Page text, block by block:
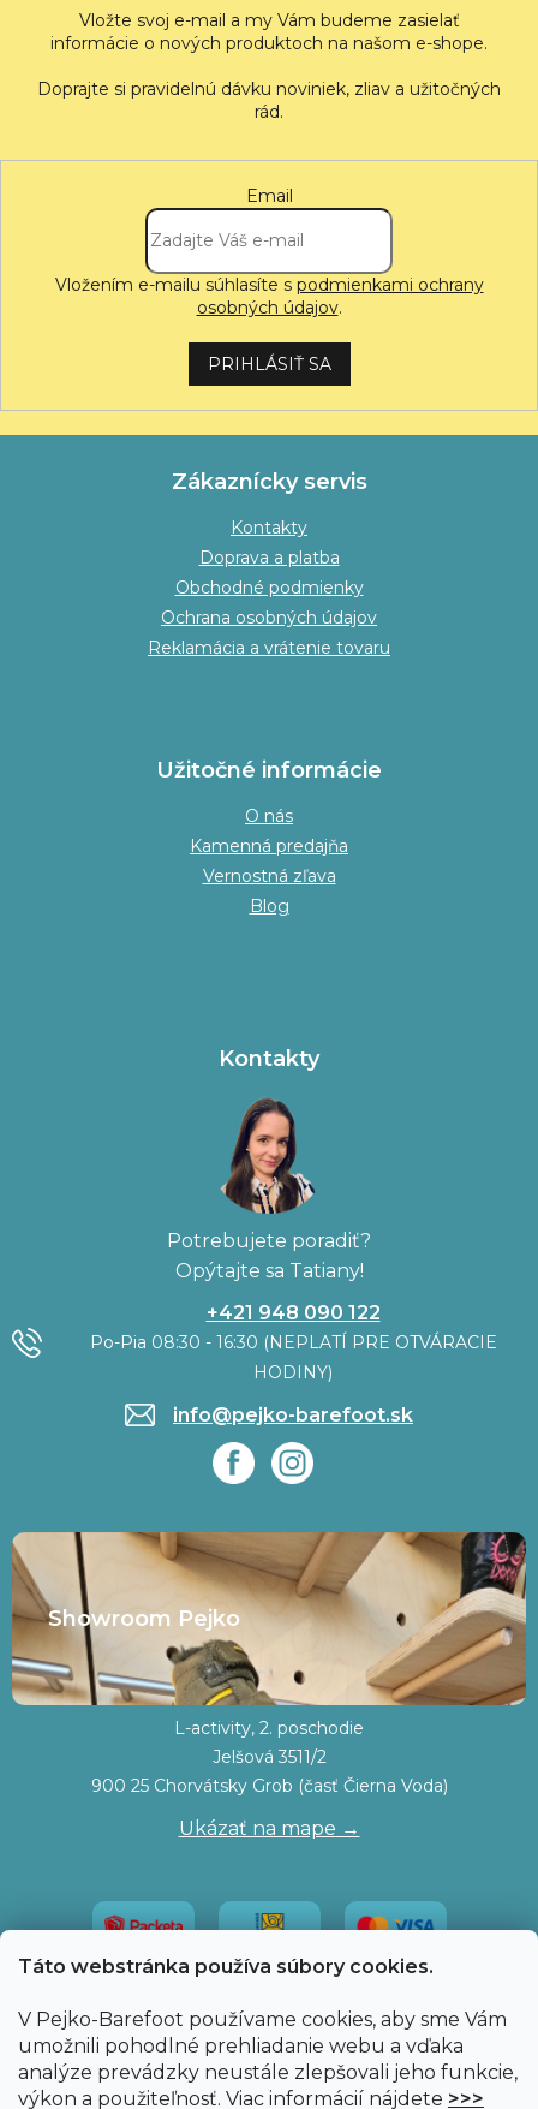
Táto webstránka používa súbory cookies.
V Pejko-Barefoot používame cookies, aby sme Vám
umožnili pohodlné prehliadanie webu a vďaka
analýze prevádzky neustále zlepšovali jeho funkcie,
výkon a použiteľnosť. Viac informácií nájdete >>>
Vložte svoj e-mail a my Vám budeme zasielať
informácie o nových produktoch na našom e-shope.
Email
Vložením e-mailu súhlasíte s podmienkami ochrany
osobných údajov.
PRIHLÁSIŤ SA
Zákaznícky servis
Kontakty
Doprava a platba
Obchodné podmienky
Ochrana osobných údajov
Reklamácia a vrátenie tovaru
Užitočné informácie
O nás
Kamenná predajňa
Vernostná zľava
Blog
Kontakty
Potrebujete poradiť?
Opýtajte sa Tatiany!
+421 948 090 122
Po-Pia 08:30 - 16:30 (NEPLATÍ PRE OTVÁRACIE
HODINY)
info@pejko-barefoot.sk
Showroom Pejko
L-activity, 2. poschodie
Jelšová 3511/2
900 25 Chorvátsky Grob (časť Čierna Voda)
Ukázať na mape →